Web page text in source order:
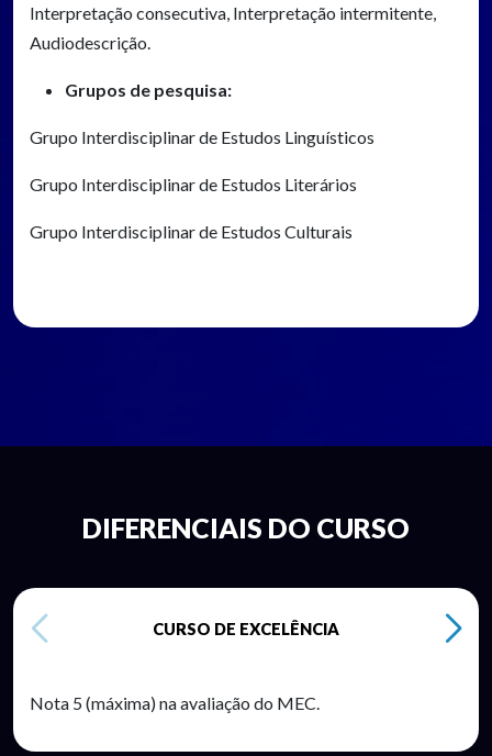
Interpretação consecutiva, Interpretação intermitente,
Audiodescrição.
Grupos de pesquisa:
Grupo Interdisciplinar de Estudos Linguísticos
Grupo Interdisciplinar de Estudos Literários
Grupo Interdisciplinar de Estudos Culturais
DIFERENCIAIS DO CURSO
CURSO DE EXCELÊNCIA
Nota 5 (máxima) na avaliação do MEC.